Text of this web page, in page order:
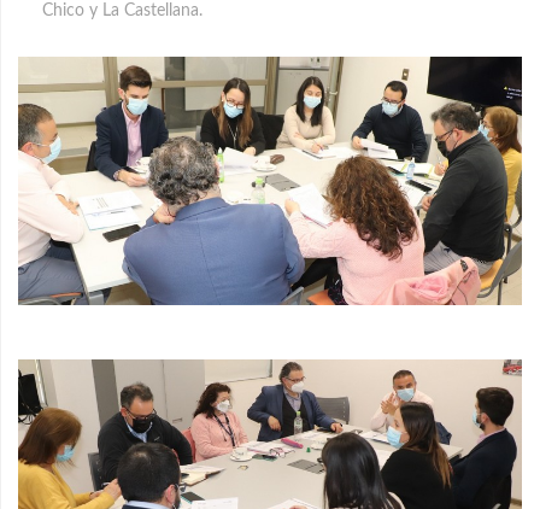
Chico y La Castellana.